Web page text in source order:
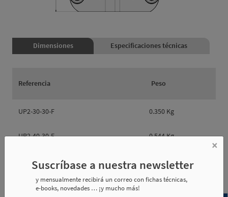
Dimensiones Especificaciones técnicas
Referencia Peso
UP2-30-30-F 0.350 Kg
UP2-40-30-F 0.544 Kg
Referencia øA øB
×
Suscríbase a nuestra newsletter
y mensualmente recibirá un correo con fichas técnicas,
e-books, novedades … ¡y mucho más!